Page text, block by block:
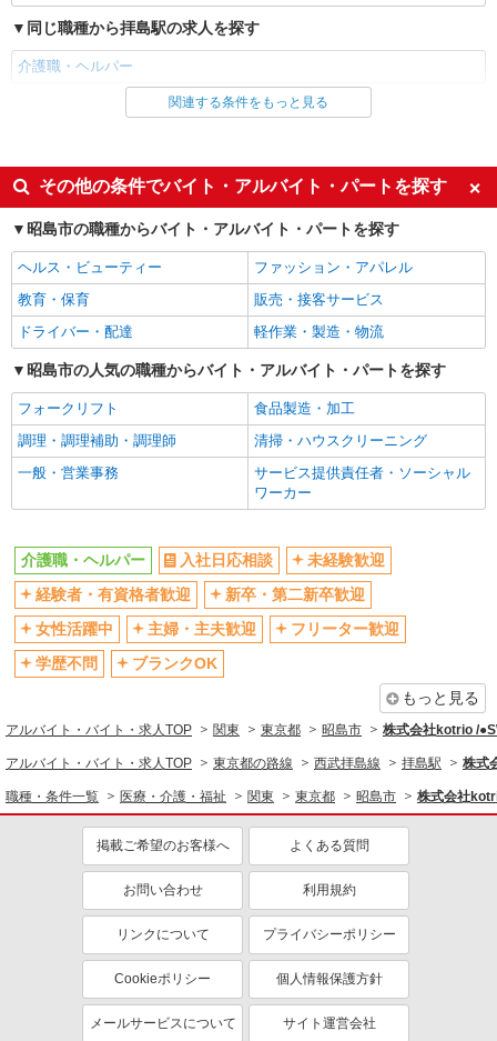
同じ職種から拝島駅の求人を探す
介護職・ヘルパー
同じ雇用形態から拝島駅の求人を探す
同じ特徴から拝島駅の求人を探す
入社日応相談
未経験歓迎
経験者・有資格者歓迎
新卒・第二新卒歓迎
女性活躍中
主婦・主夫歓迎
フリーター歓迎
学歴不問
ブランクOK
ミドル（40代～）活躍中
エルダー（50代～）活躍中
シニア（60代～）活躍中
高収入・高額
ボーナス・賞与あり
昇給あり
完全週休2日制
フルタイム歓迎
禁煙・分煙
駅直結・駅チカ
車通勤OK
残業少なめ（月20h未満）
交通費支給
社会保険あり
産休・育休取得実績あり
退職金・財形貯蓄制度あり
各種手当（家族・役職・インセン
資格取得支援制度あり
同じ職種から求人を探す
医療・介護・福祉
介護職・ヘルパー
同じ特徴から求人を探す
未経験歓迎
ミドル（40代～）活躍中
ボーナス・賞与あり
車通勤OK
社会保険あり
産休・育休取得実績あり
関連する条件をもっと見る
その他の条件でバイト・アルバイト・パートを探す
昭島市の職種からバイト・アルバイト・パートを探す
ヘルス・ビューティー
ファッション・アパレル
教育・保育
販売・接客サービス
ドライバー・配達
軽作業・製造・物流
昭島市の人気の職種からバイト・アルバイト・パートを探す
フォークリフト
食品製造・加工
調理・調理補助・調理師
清掃・ハウスクリーニング
一般・営業事務
サービス提供責任者・ソーシャル
ワーカー
介護職・ヘルパー 入社日応相談
未経験歓迎
経験者・有資格者歓迎
新卒・第二新卒歓迎
女性活躍中
主婦・主夫歓迎
フリーター歓迎
学歴不問
ブランクOK
もっと見る
アルバイト・バイト・求人TOP 関東 東京都 昭島市 株式会社kotrio /
アルバイト・バイト・求人TOP 東京都の路線 西武拝島線 拝島駅 株式
職種・条件一覧 医療・介護・福祉 関東 東京都 昭島市 株式会社
掲載ご希望のお客様へ よくある質問
お問い合わせ 利用規約
リンクについて プライバシーポリシー
Cookieポリシー 個人情報保護方針
メールサービスについて サイト運営会社